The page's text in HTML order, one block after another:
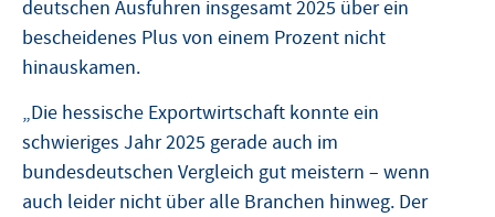
deutschen Ausfuhren insgesamt 2025 über ein
bescheidenes Plus von einem Prozent nicht
hinauskamen.
„Die hessische Exportwirtschaft konnte ein
schwieriges Jahr 2025 gerade auch im
bundesdeutschen Vergleich gut meistern – wenn
auch leider nicht über alle Branchen hinweg. Der